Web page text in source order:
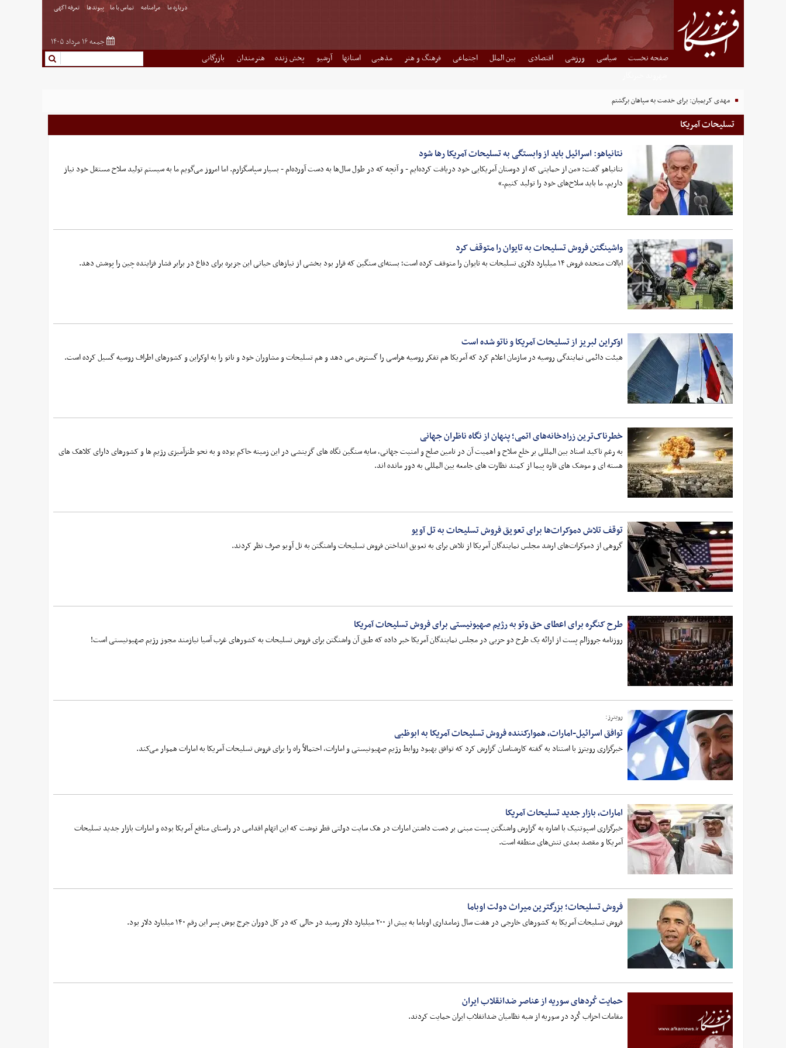
درباره ما مرامنامه تماس با ما پیوندها تعرفه اگهی
جمعه ۱۶ مرداد ۱۴۰۵
صفحه نخست سیاسی ورزشی اقتصادی بین الملل اجتماعی فرهنگ و هنر مذهبی استانها آرشیو پخش زنده هنرمندان
بازرگانی
مهدی کریمیان: برای خدمت به سپاهان برگشتم
تسلیحات آمریکا
نتانیاهو: اسرائیل باید از وابستگی به تسلیحات آمریکا رها شود
نتانیاهو گفت: «من از حمایتی که از دوستان آمریکایی خود دریافت کرده‌ایم - و آنچه که در طول سال‌ها به دست آورده‌ام - بسیار سپاسگزارم. اما امروز می‌گویم ما به سیستم تولید سلاح مستقل خود نیاز
داریم. ما باید سلاح‌های خود را تولید کنیم.»
واشینگتن فروش تسلیحات به تایوان را متوقف کرد
ایالات متحده فروش ۱۴ میلیارد دلاری تسلیحات به تایوان را متوقف کرده است؛ بسته‌ای سنگین که قرار بود بخشی از نیازهای حیاتی این جزیره برای دفاع در برابر فشار فزاینده چین را پوشش دهد.
اوکراین لبریز از تسلیحات آمریکا و ناتو شده است
هیئت دائمی نمایندگی روسیه در سازمان اعلام کرد که آمریکا هم تفکر روسیه هراسی را گسترش می دهد و هم تسلیحات و مشاوران خود و ناتو را به اوکراین و کشورهای اطراف روسیه گسیل کرده است.
خطرناک‌ترین زرادخانه‌های اتمی؛ پنهان از نگاه ناظران جهانی
به رغم تاکید اسناد بین المللی بر خلع سلاح و اهمیت آن در تامین صلح و امنیت جهانی، سایه سنگین نگاه های گزینشی در این زمینه حاکم بوده و به نحو طنزآمیزی رژیم ها و کشورهای دارای کلاهک های
هسته ای و موشک های قاره پیما از کمند نظارت های جامعه بین المللی به دور مانده اند.
توقف تلاش دموکرات‌ها برای تعویق فروش تسلیحات به تل آویو
گروهی از دموکرات‌های ارشد مجلس نمایندگان آمریکا از تلاش برای به تعویق انداختن فروش تسلیحات واشنگتن به تل آویو صرف نظر کردند.
طرح کنگره برای اعطای حق وتو به رژیم صهیونیستی برای فروش تسلیحات آمریکا
روزنامه جروزالم پست از ارائه یک طرح دو حزبی در مجلس نمایندگان آمریکا خبر داده که طبق آن واشنگتن برای فروش تسلیحات به کشورهای غرب آسیا نیازمند مجوز رژیم صهیونیستی است!
رویترز:
توافق اسرائیل-امارات، هموارکننده فروش تسلیحات آمریکا به ابوظبی
خبرگزاری رویترز با استناد به گفته کارشناسان گزارش کرد که توافق بهبود روابط رژیم صهیونیستی و امارات، احتمالاً راه را برای فروش تسلیحات آمریکا به امارات هموار می‌کند.
امارات، بازار جدید تسلیحات آمریکا
خبرگزاری اسپوتنیک با اشاره به گزارش واشنگتن پست مبنی بر دست داشتن امارات در هک سایت دولتی قطر نوشت که این اتهام اقدامی در راستای منافع آمریکا بوده و امارات بازار جدید تسلیحات
آمریکا و مقصد بعدی تنش‌های منطقه است.
فروش تسلیحات؛‌ بزرگترین میراث دولت اوباما
فروش تسلیحات آمریکا به کشورهای خارجی در هفت سال زمامداری اوباما به بیش از ۲۰۰ میلیارد دلار رسید در حالی که در کل دوران جرج بوش پسر این رقم ۱۴۰ میلیارد دلار بود.
حمایت کُردهای سوریه از عناصر ضدانقلاب ایران
مقامات احزاب کُرد در سوریه از شبه نظامیان ضدانقلاب ایران حمایت کردند.